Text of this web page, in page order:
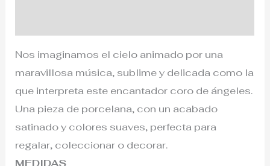
Nos imaginamos el cielo animado por una
maravillosa música, sublime y delicada como la
que interpreta este encantador coro de ángeles.
Una pieza de porcelana, con un acabado
satinado y colores suaves, perfecta para
regalar, coleccionar o decorar.
MEDIDAS